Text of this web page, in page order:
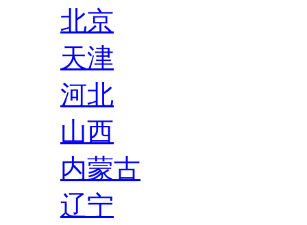
北京
天津
河北
山西
内蒙古
辽宁